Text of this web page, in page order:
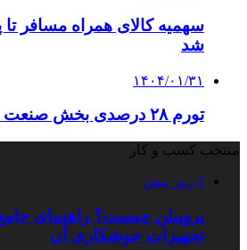
سهمیه کالای همراه مسافر تا
شد
۱۴۰۴/۰۱/۳۱
تورم ۲۸ درصدی بخش صنعت و معدن در ۱۴۰۳
منتخب کسب و کار
3 روز پیش
پروپیلن چیست؟ راهنمای جامع
تجهیزات جوشکاری آن